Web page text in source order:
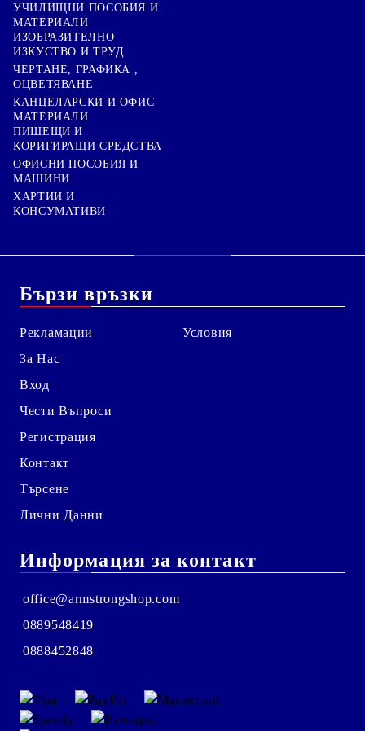
УЧИЛИЩНИ ПОСОБИЯ И
МАТЕРИАЛИ
ИЗОБРАЗИТЕЛНО
ИЗКУСТВО И ТРУД
ЧЕРТАНЕ, ГРАФИКА ,
ОЦВЕТЯВАНЕ
КАНЦЕЛАРСКИ И ОФИС
МАТЕРИАЛИ
ПИШЕЩИ И
КОРИГИРАЩИ СРЕДСТВА
ОФИСНИ ПОСОБИЯ И
МАШИНИ
ХАРТИИ И
КОНСУМАТИВИ
Бързи връзки
Рекламации
За Нас
Вход
Чести Въпроси
Регистрация
Контакт
Търсене
Лични Данни
Условия
Информация за контакт
office@armstrongshop.com
0889548419
0888452848